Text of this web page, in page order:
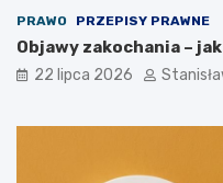
PRAWO PRZEPISY PRAWNE
Objawy zakochania –
22 lipca 2026